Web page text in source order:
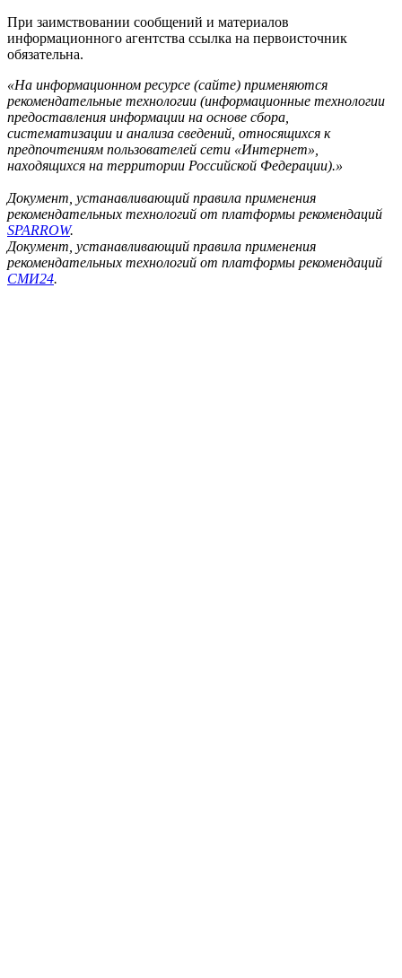
При заимствовании сообщений и материалов
информационного агентства ссылка на первоисточник
обязательна.
«На информационном ресурсе (сайте) применяются
рекомендательные технологии (информационные технологии
предоставления информации на основе сбора,
систематизации и анализа сведений, относящихся к
предпочтениям пользователей сети «Интернет»,
находящихся на территории Российской Федерации).»
Документ, устанавливающий правила применения
рекомендательных технологий от платформы рекомендаций
SPARROW.
Документ, устанавливающий правила применения
рекомендательных технологий от платформы рекомендаций
СМИ24.